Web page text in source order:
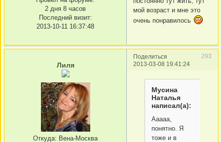
2 дня 8 часов
Последний визит:
2013-10-11 16:37:48
мой возраст и мне это
очень понравилось
Поделиться
293
2013-03-08 19:41:24
Лиля
Откуда: Вена-Москва
Мусина
Наталья
написал(а):
Ааааа,
понятно. Я
тоже и в